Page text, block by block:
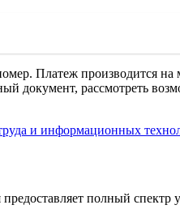
Платеж производится на
документ, рассмотреть
и информационных
полный